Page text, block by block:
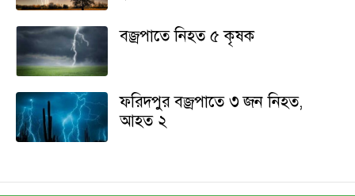
বজ্রপাতে নিহত ৫ কৃষক
ফরিদপুর বজ্রপাতে ৩ জন নিহত,
আহত ২